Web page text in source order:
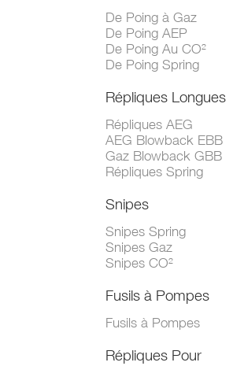
De Poing à Gaz
De Poing AEP
De Poing Au CO²
De Poing Spring
Répliques Longues
Répliques AEG
AEG Blowback EBB
Gaz Blowback GBB
Répliques Spring
Snipes
Snipes Spring
Snipes Gaz
Snipes CO²
Fusils à Pompes
Fusils à Pompes
Répliques Pour